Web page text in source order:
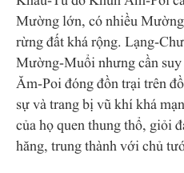
Mường lớn, có nhiều
rừng đất khá rộng. Lạng-
Mường-Muổi nhưng cần
Ăm-Poi đóng đồn trại trên
sự và trang bị vũ khí khá
của họ quen thung thổ, giỏi
hăng, trung thành với chủ